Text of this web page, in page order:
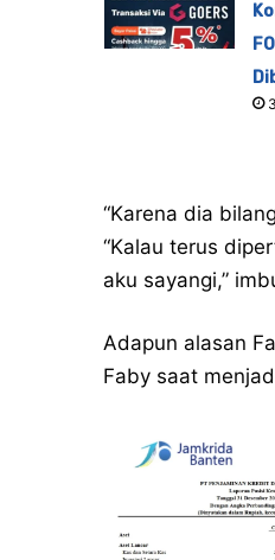
“Karena dia
“Kalau terus
aku sayangi,”
Adapun alasan
Faby saat